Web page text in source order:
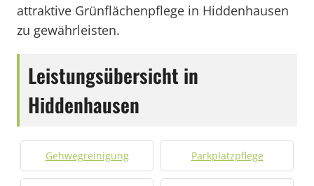
attraktive Grünflächenpflege in Hiddenhausen
zu gewährleisten.
Leistungsübersicht in
Hiddenhausen
Gehwegreinigung Parkplatzpflege